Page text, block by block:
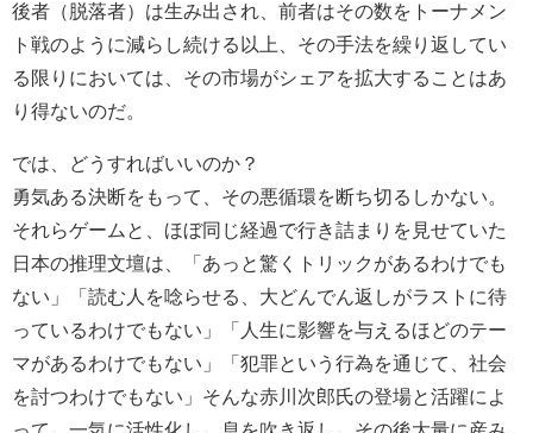
後者（脱落者）は生み出され、前者はその数をトーナメン
ト戦のように減らし続ける以上、その手法を繰り返してい
る限りにおいては、その市場がシェアを拡大することはあ
り得ないのだ。
では、どうすればいいのか？
勇気ある決断をもって、その悪循環を断ち切るしかない。
それらゲームと、ほぼ同じ経過で行き詰まりを見せていた
日本の推理文壇は、「あっと驚くトリックがあるわけでも
ない」「読む人を唸らせる、大どんでん返しがラストに待
っているわけでもない」「人生に影響を与えるほどのテー
マがあるわけでもない」「犯罪という行為を通じて、社会
を討つわけでもない」そんな赤川次郎氏の登場と活躍によ